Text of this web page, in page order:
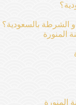
بالسعودية؟
المنورة
المنورة